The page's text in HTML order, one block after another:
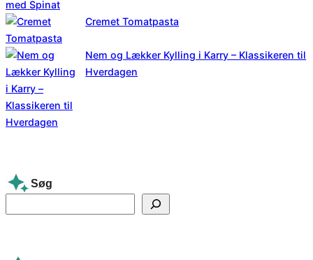
Cremet Tomatpasta
Nem og Lækker Kylling i Karry – Klassikeren til
Hverdagen
Søg
e